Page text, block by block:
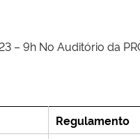
– 9h No Auditório da
Regulamento